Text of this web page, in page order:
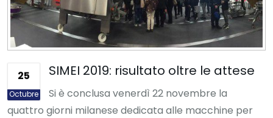
25
Octubre
SIMEI 2019: risultato oltre le attese
Si è conclusa venerdì 22 novembre la
quattro giorni milanese dedicata alle macchine per